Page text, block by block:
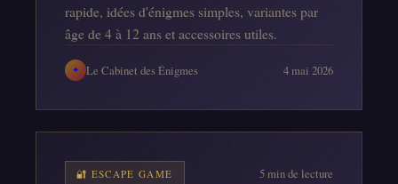
rapide, idées d'énigmes simples, variantes par
âge de 4 à 12 ans et accessoires utiles.
✦ Le Cabinet des Énigmes 4 mai 2026
🔐 ESCAPE GAME 5min de lecture